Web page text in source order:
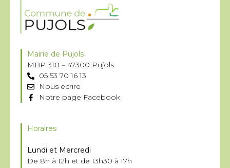
Mairie de Pujols
MBP 310 – 47300 Pujols
05 53 70 16 13
Nous écrire
Notre page Facebook
Horaires
Lundi et Mercredi
De 8h à 12h et de 13h30 à 17h